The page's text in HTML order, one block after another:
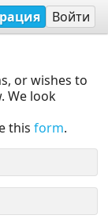
Войти
or wishes to
We look
this form.